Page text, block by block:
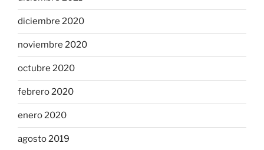
diciembre 2020
noviembre 2020
octubre 2020
febrero 2020
enero 2020
agosto 2019